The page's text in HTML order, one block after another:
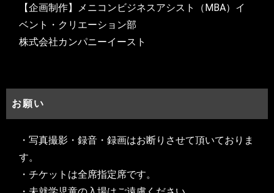
【企画制作】メニコンビジネスアシスト（MBA）イ
ベント・クリエーション部
株式会社カンパニーイースト
お願い
・写真撮影・録音・録画はお断りさせて頂いておりま
す。
・チケットは全席指定席です。